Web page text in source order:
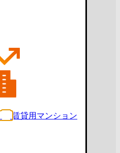
賃貸用マンション